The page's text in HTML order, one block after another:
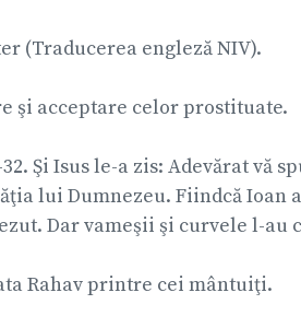
(Traducerea engleză NIV).
şi acceptare celor prostituate.
Şi Isus le-a zis: Adevărat vă
lui Dumnezeu. Fiindcă Ioan
Dar vameşii şi curvele l-au
Rahav printre cei mântuiţi.